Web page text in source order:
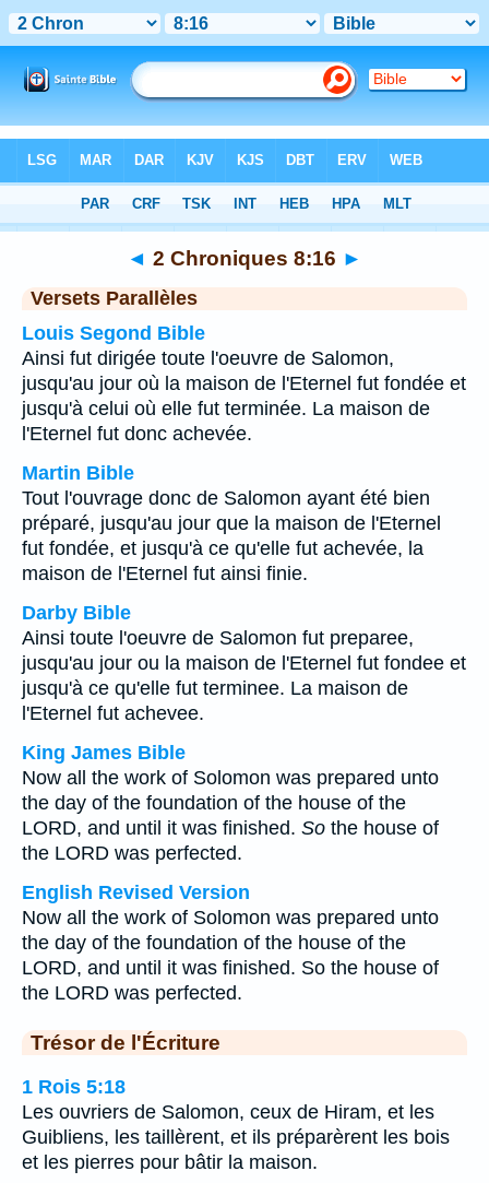
>Chapitre 8 > Verset 16
◄ 2 Chroniques 8:16 ►
Versets Parallèles
Louis Segond Bible
Ainsi fut dirigée toute l'oeuvre de Salomon,
jusqu'au jour où la maison de l'Eternel fut fondée et
jusqu'à celui où elle fut terminée. La maison de
l'Eternel fut donc achevée.
Martin Bible
Tout l'ouvrage donc de Salomon ayant été bien
préparé, jusqu'au jour que la maison de l'Eternel
fut fondée, et jusqu'à ce qu'elle fut achevée, la
maison de l'Eternel fut ainsi finie.
Darby Bible
Ainsi toute l'oeuvre de Salomon fut preparee,
jusqu'au jour ou la maison de l'Eternel fut fondee et
jusqu'à ce qu'elle fut terminee. La maison de
l'Eternel fut achevee.
King James Bible
Now all the work of Solomon was prepared unto
the day of the foundation of the house of the
LORD, and until it was finished. So the house of
the LORD was perfected.
English Revised Version
Now all the work of Solomon was prepared unto
the day of the foundation of the house of the
LORD, and until it was finished. So the house of
the LORD was perfected.
Trésor de l'Écriture
1 Rois 5:18
Les ouvriers de Salomon, ceux de Hiram, et les
Guibliens, les taillèrent, et ils préparèrent les bois
et les pierres pour bâtir la maison.